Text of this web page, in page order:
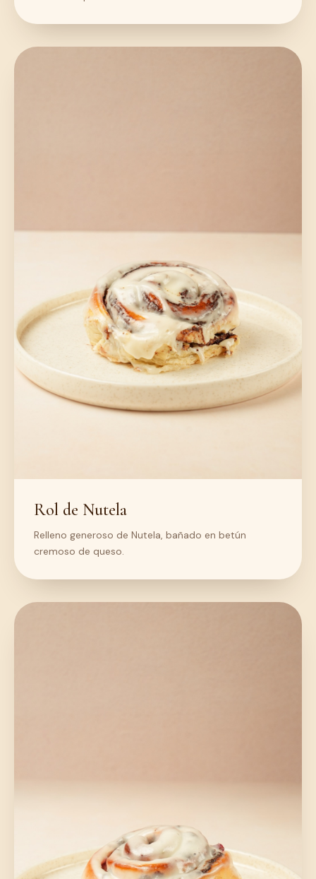
Rol de Nutela
Relleno generoso de Nutela, bañado en betún
cremoso de queso.